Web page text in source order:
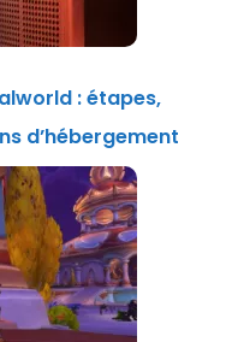
: étapes,
d’hébergement